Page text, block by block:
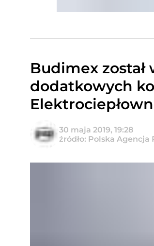
Budimex
dodatkowych
30 maja 2019, 19:28
źródło: Polska Agencja